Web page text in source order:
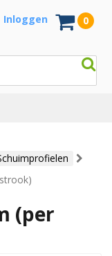
Inloggen 0
(per